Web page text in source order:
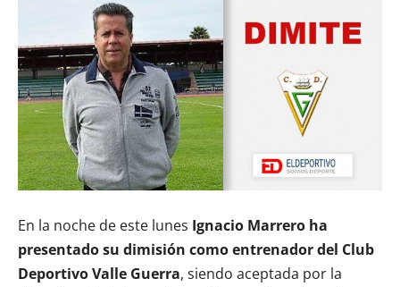
En la noche de este lunes Ignacio Marrero ha
presentado su dimisión como entrenador del Club
Deportivo Valle Guerra, siendo aceptada por la